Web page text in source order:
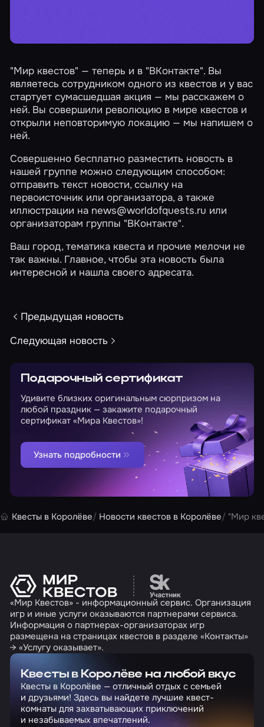
"Мир квестов" — теперь и в "ВКонтакте". Вы
являетесь сотрудником одного из квестов и у вас
стартует сумасшедшая акция — мы расскажем о
ней. Вы совершили революцию в мире квестов и
открыли неповторимую локацию — мы напишем о
ней.
Совершенно бесплатно разместить новость в
нашей группе можно следующим способом:
отправить текст новости, ссылку на
первоисточник или организатора, а также
иллюстрации на news@worldofquests.ru или
организаторам группы "ВКонтакте".
Ваш город, тематика квеста и прочие мелочи не
так важны. Главное, чтобы эта новость была
интересной и нашла своего адресата.
Предыдущая новость
Следующая новость
Подарочный сертификат
Удивите близких оригинальным сюрпризом на
любой праздник — закажите подарочный
сертификат «Мира Квестов»!
Узнать подробности
Квесты в Королёве Новости квестов в Королёве "Мир
Перейти на сайт
«Мир Квестов» - информационный сервис. Организация
игр и иные услуги оказываются партнерами сервиса.
Информация о партнерах-организаторах игр
размещена на страницах квестов в разделе «Контакты»
→ «Услугу оказывает».
Квесты в Королёве на любой вкус
Квесты в Королёве — отличный отдых с семьей
и друзьями! Здесь вы найдете лучшие квест-
комнаты для захватывающих приключений
и незабываемых впечатлений.